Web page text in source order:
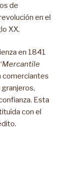
de
en el
XX.
en 1841
Mercantile
comerciantes
Esta
con el